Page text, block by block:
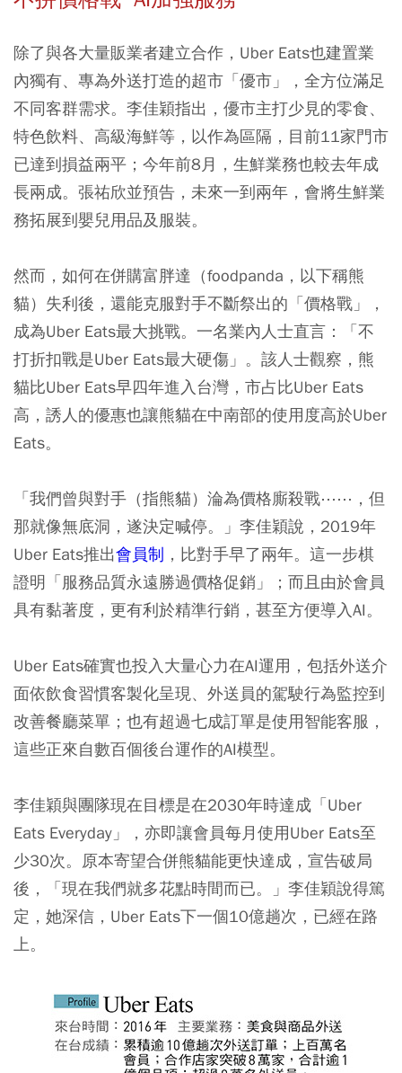
除了與各大量販業者建立合作，Uber Eats也建置業
內獨有、專為外送打造的超市「優市」，全方位滿足
不同客群需求。李佳穎指出，優市主打少見的零食、
特色飲料、高級海鮮等，以作為區隔，目前11家門市
已達到損益兩平；今年前8月，生鮮業務也較去年成
長兩成。張祐欣並預告，未來一到兩年，會將生鮮業
務拓展到嬰兒用品及服裝。
然而，如何在併購富胖達（foodpanda，以下稱熊
貓）失利後，還能克服對手不斷祭出的「價格戰」，
成為Uber Eats最大挑戰。一名業內人士直言：「不
打折扣戰是Uber Eats最大硬傷」。該人士觀察，熊
貓比Uber Eats早四年進入台灣，市占比Uber Eats
高，誘人的優惠也讓熊貓在中南部的使用度高於Uber
Eats。
「我們曾與對手（指熊貓）淪為價格廝殺戰⋯⋯，但
那就像無底洞，遂決定喊停。」李佳穎說，2019年
Uber Eats推出會員制 ，比對手早了兩年。這一步棋
證明「服務品質永遠勝過價格促銷」；而且由於會員
具有黏著度，更有利於精準行銷，甚至方便導入AI。
Uber Eats確實也投入大量心力在AI運用，包括外送介
面依飲食習慣客製化呈現、外送員的駕駛行為監控到
改善餐廳菜單；也有超過七成訂單是使用智能客服，
這些正來自數百個後台運作的AI模型。
李佳穎與團隊現在目標是在2030年時達成「Uber
Eats Everyday」，亦即讓會員每月使用Uber Eats至
少30次。原本寄望合併熊貓能更快達成，宣告破局
後，「現在我們就多花點時間而已。」李佳穎說得篤
定，她深信，Uber Eats下一個10億趟次，已經在路
上。